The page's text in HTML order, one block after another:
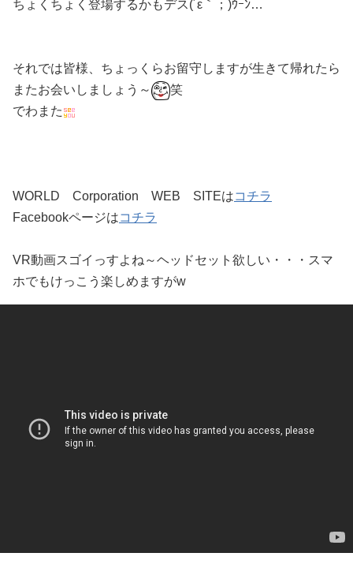
ちょくちょく登場するかもデス(´ε｀；)ｳｰﾝ…
それでは皆様、ちょっくらお留守しますが生きて帰れたら
またお会いしましょう～
笑
でわまた
WORLD Corporation WEB SITEはコチラ
Facebookページはコチラ
VR動画スゴイっすよね～ヘッドセット欲しい・・・スマ
ホでもけっこう楽しめますがw